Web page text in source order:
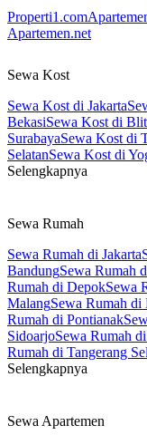
Properti1.com
Apartemen.net
Sewa Kost
Sewa Kost di Jakarta
BekasiSewa Kost di
SurabayaSewa Kost di
SelatanSewa Kost di
Selengkapnya
Sewa Rumah
Sewa Rumah di Jakarta
BandungSewa Rumah
Rumah di DepokSewa
MalangSewa Rumah di
Rumah di Pontianak
SidoarjoSewa Rumah
Rumah di Tangerang
Selengkapnya
Sewa Apartemen